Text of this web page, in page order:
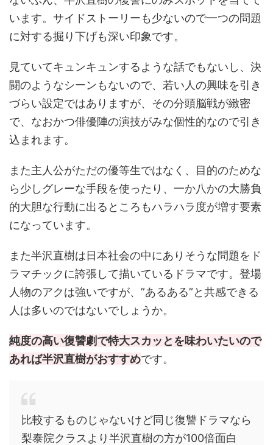
います。サイドストーリーも少ないので一つの問題
に対する掘り下げも深い印象です。
見ていてキュンキュンするような話でもないし、決
闘のようなシーンもないので、若い人の興味を引き
づらい設定ではありますが、その分頭脳戦が緻密
で、なおかつ俳優陣の演技がみな個性的なので引き
込まれます。
また主人公がただの優等生ではなく、目的のためな
ら少しグレーな手段を使ったり、一か八かの大勝負
的大胆な行動に出るところもハラハラ度が増す要素
になっています。
また半沢直樹は日本社会の中にありそうな問題をド
ラマチックに誇張して描いているドラマです。登場
人物のアクは強いですが、”あるある”と共感できる
人は多いのではないでしょうか。
純度の高い復讐劇で特大スカッとを味わいたいので
あれば半沢直樹がおすすめです。
比較するものじゃないけど同じ復讐ドラマなら
梨泰院クラスより半沢直樹の方が100倍面白